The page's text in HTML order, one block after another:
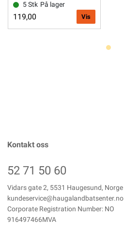
5 Stk På lager
119,00 Vis
Kontakt oss
52 71 50 60
Vidars gate 2, 5531 Haugesund, Norge
kundeservice@haugalandbatsenter.no
Corporate Registration Number: NO
916497466MVA